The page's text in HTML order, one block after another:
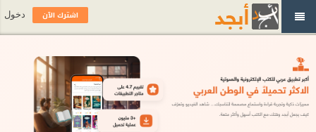
اشترك الآن دخول